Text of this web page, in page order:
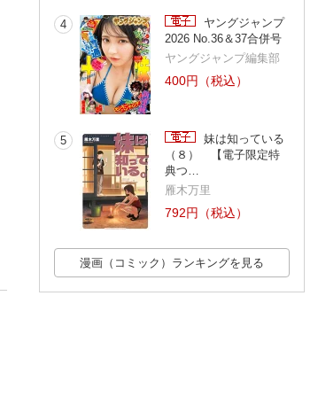
24
広石匡司
4
ヤングジャンプ
2026 No.36＆37合併号
ヤングジャンプ編集部
400円（税込）
5
妹は知っている
（８） 【電子限定特
典つ…
雁木万里
792円（税込）
漫画（コミック）ランキングを見る